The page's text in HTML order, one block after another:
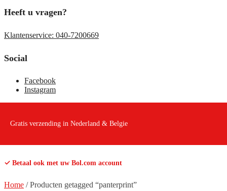
Heeft u vragen?
Klantenservice: 040-7200669
Social
Facebook
Instagram
Gratis verzending in Nederland & Belgie
✓ Betaal ook met uw Bol.com account
Home /Producten getagged “panterprint”